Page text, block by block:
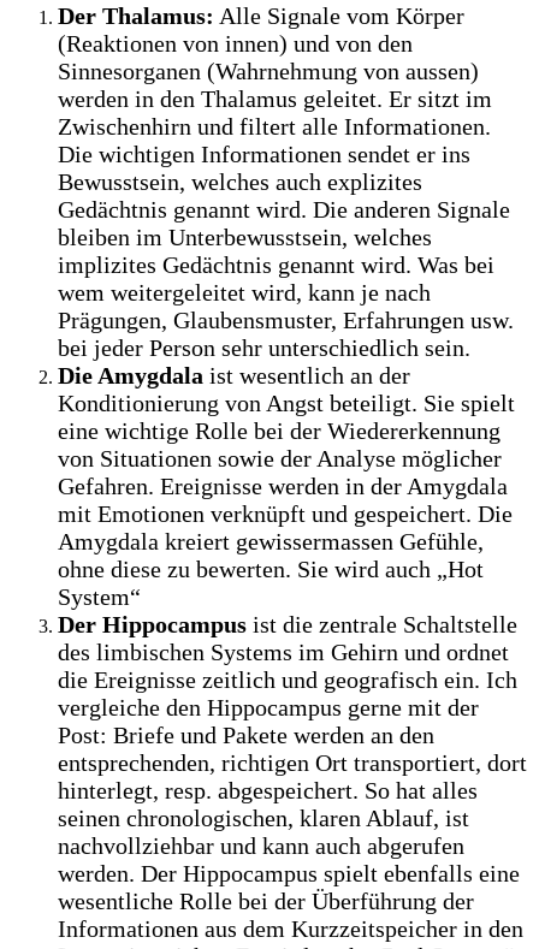
Der Thalamus: Alle Signale vom Körper
(Reaktionen von innen) und von den
Sinnesorganen (Wahrnehmung von aussen)
werden in den Thalamus geleitet. Er sitzt im
Zwischenhirn und filtert alle Informationen.
Die wichtigen Informationen sendet er ins
Bewusstsein, welches auch explizites
Gedächtnis genannt wird. Die anderen Signale
bleiben im Unterbewusstsein, welches
implizites Gedächtnis genannt wird. Was bei
wem weitergeleitet wird, kann je nach
Prägungen, Glaubensmuster, Erfahrungen usw.
bei jeder Person sehr unterschiedlich sein.
Die Amygdala ist wesentlich an der
Konditionierung von Angst beteiligt. Sie spielt
eine wichtige Rolle bei der Wiedererkennung
von Situationen sowie der Analyse möglicher
Gefahren. Ereignisse werden in der Amygdala
mit Emotionen verknüpft und gespeichert. Die
Amygdala kreiert gewissermassen Gefühle,
ohne diese zu bewerten. Sie wird auch „Hot
System“
Der Hippocampus ist die zentrale Schaltstelle
des limbischen Systems im Gehirn und ordnet
die Ereignisse zeitlich und geografisch ein. Ich
vergleiche den Hippocampus gerne mit der
Post: Briefe und Pakete werden an den
entsprechenden, richtigen Ort transportiert, dort
hinterlegt, resp. abgespeichert. So hat alles
seinen chronologischen, klaren Ablauf, ist
nachvollziehbar und kann auch abgerufen
werden. Der Hippocampus spielt ebenfalls eine
wesentliche Rolle bei der Überführung der
Informationen aus dem Kurzzeitspeicher in den